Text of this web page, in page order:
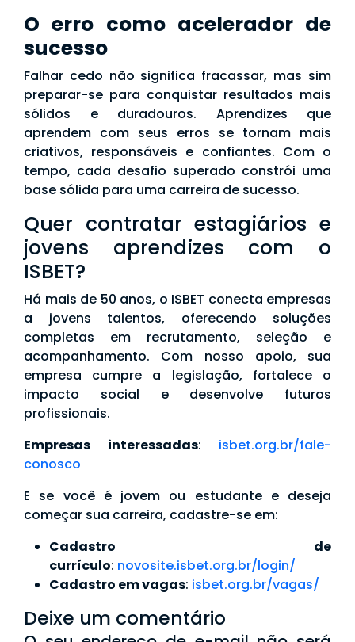
O erro como acelerador de
sucesso
Falhar cedo não significa fracassar, mas sim
preparar-se para conquistar resultados mais
sólidos e duradouros. Aprendizes que
aprendem com seus erros se tornam mais
criativos, responsáveis e confiantes. Com o
tempo, cada desafio superado constrói uma
base sólida para uma carreira de sucesso.
Quer contratar estagiários e
jovens aprendizes com o
ISBET?
Há mais de 50 anos, o ISBET conecta empresas
a jovens talentos, oferecendo soluções
completas em recrutamento, seleção e
acompanhamento. Com nosso apoio, sua
empresa cumpre a legislação, fortalece o
impacto social e desenvolve futuros
profissionais.
Empresas interessadas: isbet.org.br/fale-
conosco
E se você é jovem ou estudante e deseja
começar sua carreira, cadastre-se em:
Cadastro de
currículo: novosite.isbet.org.br/login/
Cadastro em vagas: isbet.org.br/vagas/
Deixe um comentário